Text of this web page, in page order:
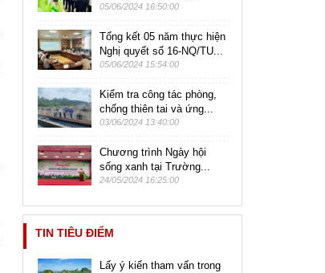
05/06/2024 16:50:00
Tổng kết 05 năm thực hiện
Nghị quyết số 16-NQ/TU...
05/06/2024 15:54:00
Kiểm tra công tác phòng,
chống thiên tai và ứng...
03/06/2024 13:40:00
Chương trình Ngày hội
sống xanh tại Trường...
24/05/2024 16:25:00
TIN TIÊU ĐIỂM
Lấy ý kiến tham vấn trong